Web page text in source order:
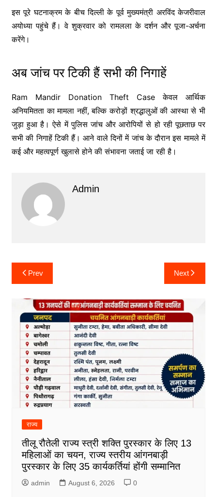
इस पूरे घटनाक्रम के बीच दिल्ली के पूर्व मुख्यमंत्री अरविंद केजरीवाल
अयोध्या पहुंचे हैं। वे शुक्रवार को रामलला के दर्शन और पूजा-अर्चना
करेंगे।
अब जांच पर टिकी हैं सभी की निगाहें
Ram Mandir Donation Theft Case केवल आर्थिक
अनियमितता का मामला नहीं, बल्कि करोड़ों श्रद्धालुओं की आस्था से भी
जुड़ा हुआ है। ऐसे में पुलिस जांच और आरोपियों से हो रही पूछताछ पर
सभी की निगाहें टिकी हैं। आने वाले दिनों में जांच के दौरान इस मामले में
कई और महत्वपूर्ण खुलासे होने की संभावना जताई जा रही है।
Admin
Post
navigation
Prev Next
राज्य
तीलू रौतेली राज्य स्त्री शक्ति पुरस्कार के लिए 13
महिलाओं का चयन, राज्य स्तरीय आंगनबाड़ी
पुरस्कार के लिए 35 कार्यकर्तियां होंगी सम्मानित
admin August 6, 2026 0